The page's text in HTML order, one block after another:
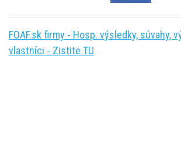
FOAF.sk firmy - Hosp. výsledky, súvahy,
vlastníci - Zistite TU